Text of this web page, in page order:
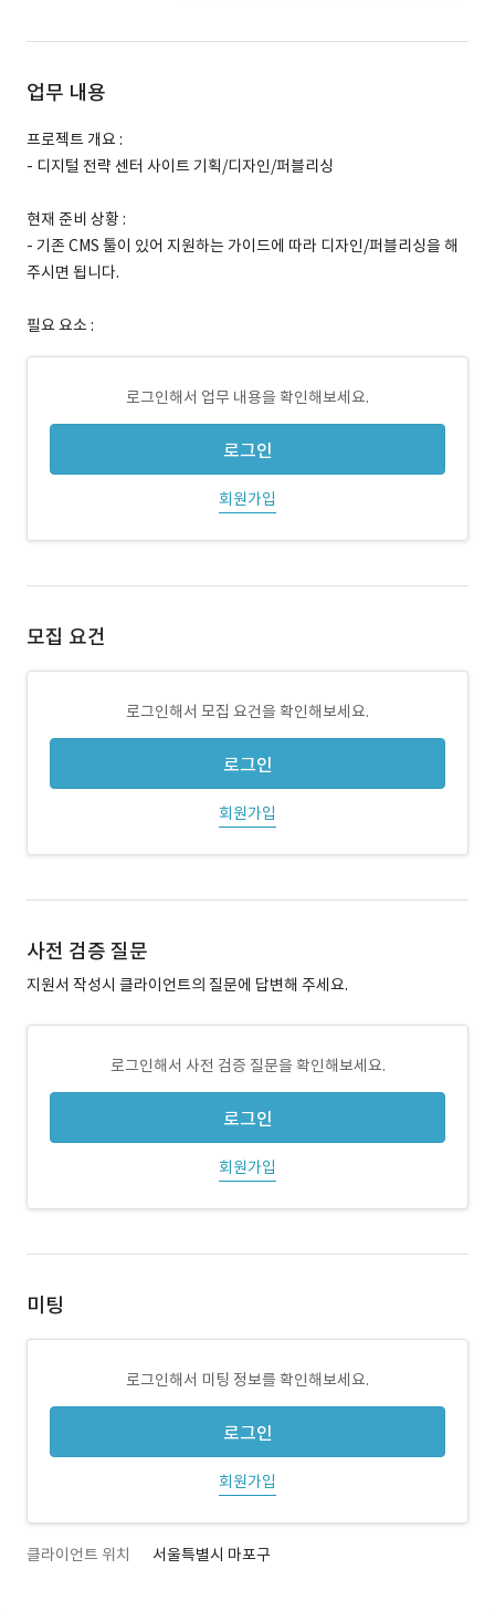
업무 내용
프로젝트 개요 :
- 디지털 전략 센터 사이트 기획/디자인/퍼블리싱
현재 준비 상황 :
- 기존 CMS 툴이 있어 지원하는 가이드에 따라 디자인/퍼블리싱을 해
주시면 됩니다.
필요 요소 :
로그인해서 업무 내용을 확인해보세요.
로그인
회원가입
모집 요건
로그인해서 모집 요건을 확인해보세요.
로그인
회원가입
사전 검증 질문
지원서 작성시 클라이언트의 질문에 답변해 주세요.
로그인해서 사전 검증 질문을 확인해보세요.
로그인
회원가입
미팅
로그인해서 미팅 정보를 확인해보세요.
로그인
회원가입
클라이언트 위치 서울특별시 마포구